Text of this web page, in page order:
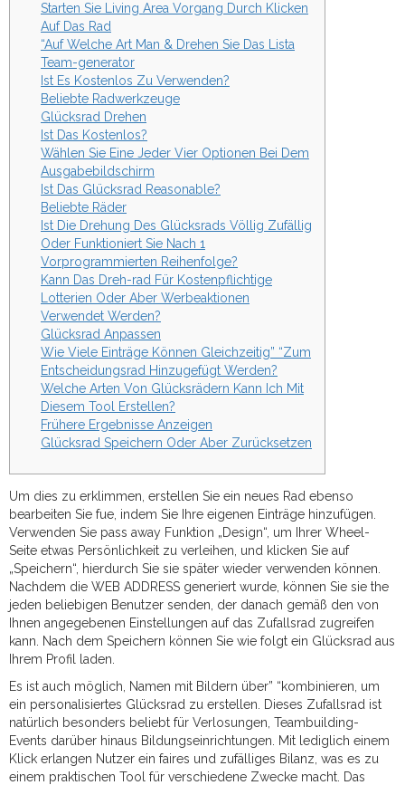
Starten Sie Living Area Vorgang Durch Klicken
Auf Das Rad
“Auf Welche Art Man & Drehen Sie Das Lista
Team-generator
Ist Es Kostenlos Zu Verwenden?
Beliebte Radwerkzeuge
Glücksrad Drehen
Ist Das Kostenlos?
Wählen Sie Eine Jeder Vier Optionen Bei Dem
Ausgabebildschirm
Ist Das Glücksrad Reasonable?
Beliebte Räder
Ist Die Drehung Des Glücksrads Völlig Zufällig
Oder Funktioniert Sie Nach 1
Vorprogrammierten Reihenfolge?
Kann Das Dreh-rad Für Kostenpflichtige
Lotterien Oder Aber Werbeaktionen
Verwendet Werden?
Glücksrad Anpassen
Wie Viele Einträge Können Gleichzeitig” “Zum
Entscheidungsrad Hinzugefügt Werden?
Welche Arten Von Glücksrädern Kann Ich Mit
Diesem Tool Erstellen?
Frühere Ergebnisse Anzeigen
Glücksrad Speichern Oder Aber Zurücksetzen
Um dies zu erklimmen, erstellen Sie ein neues Rad ebenso
bearbeiten Sie fue, indem Sie Ihre eigenen Einträge hinzufügen.
Verwenden Sie pass away Funktion „Design“, um Ihrer Wheel-
Seite etwas Persönlichkeit zu verleihen, und klicken Sie auf
„Speichern“, hierdurch Sie sie später wieder verwenden können.
Nachdem die WEB ADDRESS generiert wurde, können Sie sie the
jeden beliebigen Benutzer senden, der danach gemäß den von
Ihnen angegebenen Einstellungen auf das Zufallsrad zugreifen
kann. Nach dem Speichern können Sie wie folgt ein Glücksrad aus
Ihrem Profil laden.
Es ist auch möglich, Namen mit Bildern über” “kombinieren, um
ein personalisiertes Glücksrad zu erstellen. Dieses Zufallsrad ist
natürlich besonders beliebt für Verlosungen, Teambuilding-
Events darüber hinaus Bildungseinrichtungen. Mit lediglich einem
Klick erlangen Nutzer ein faires und zufälliges Bilanz, was es zu
einem praktischen Tool für verschiedene Zwecke macht. Das